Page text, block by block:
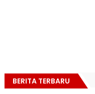
BERITA TERBARU